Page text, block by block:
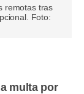
remotas tras
Foto:
multa por